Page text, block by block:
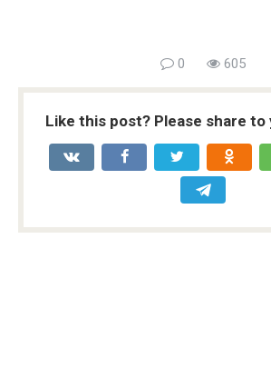
0 605
Like this post? Please share